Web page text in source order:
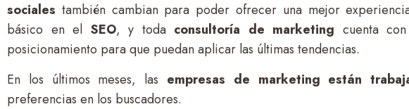
sociales también cambian para poder ofrecer una mejor
básico en el SEO, y toda consultoría de marketing cuenta
posicionamiento para que puedan aplicar las últimas tendencias.
En los últimos meses, las empresas de marketing están
preferencias en los buscadores.